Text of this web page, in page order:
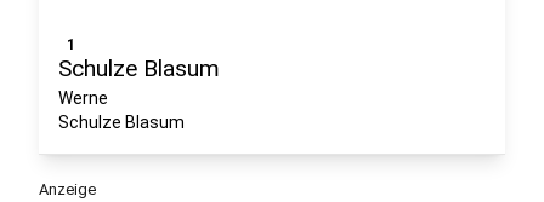
1
Schulze Blasum
Werne
Schulze Blasum
Anzeige